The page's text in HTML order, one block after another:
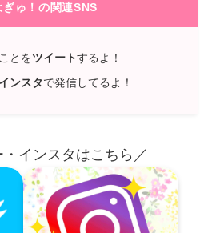
ぎゅ！の関連SNS
とをツイートするよ！
インスタで発信してるよ！
インスタはこちら／